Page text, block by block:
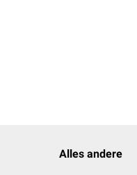
Alles andere